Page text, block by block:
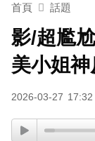
首頁 話題
影/超尷
美小姐
2026-03-27 17:32